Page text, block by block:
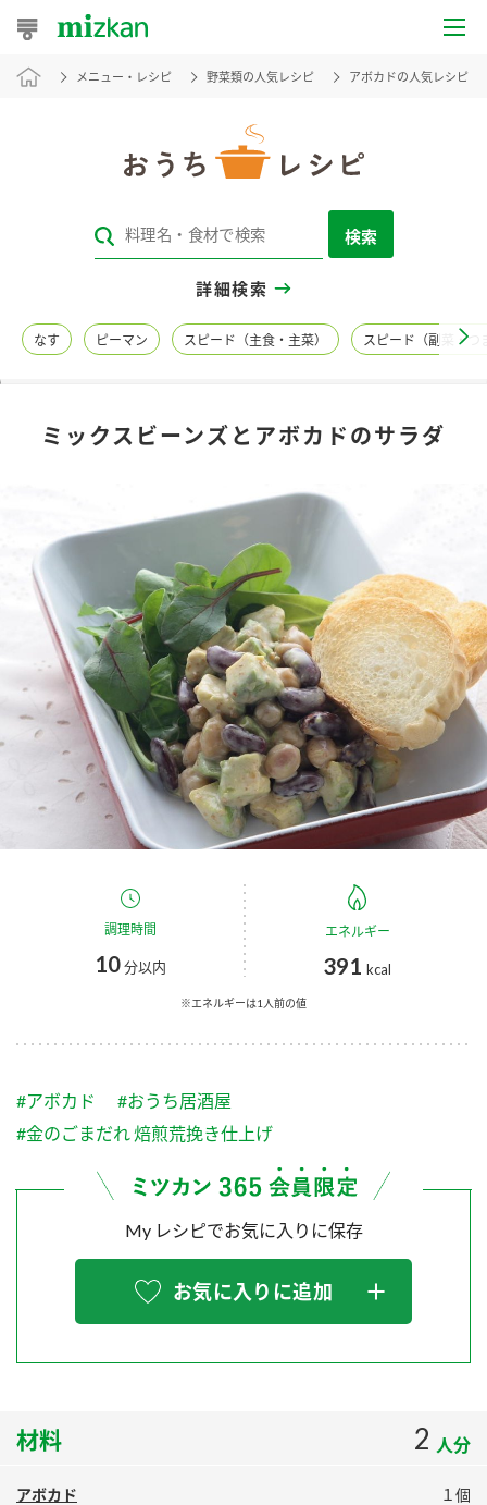
おうちレシピ
レシピカテゴリ一覧
レシピ名特集
商品情報
調味酢
お酢ドリンク ぽん酢
みりん風・料理酒 鍋用調味料
スープ 中華
ふりかけ
炊き込みご飯の素 米飯用調味液
Fibee
新商品一覧
キャンペーン情報
ブランド・スペシャルサイト
ブランド・スペシャルサイト トップ
商品ブランドサイト
Fibee（ファイビー）
くらしプラ酢
お酢ドリンク
つゆ
納豆のサイト
三ツ判山吹
スペシャルサイト
お酢を知ろう！
すしラボ
納豆の豆知識
企業情報
国内事業概要
企業理念
ミツカンの歴史
ミツカンを知る
環境への取り組み
MIM（ミツカンミュージアム）
お客様相談センター
お客様の声をいかしました
販売終了製品のご案内
よくあるご質問
ミツカン公式通販
メニュー・レシピ 野菜類の人気レシピ アボカドの人気レシピ
検索
詳細検索
なす ピーマン スピード（主食・主菜） スピード（副菜・つ
ミックスビーンズとアボカドのサラダ
調理時間
10分以内
エネルギー
391 kcal
※エネルギーは1人前の値
#アボカド
#おうち居酒屋
#金のごまだれ 焙煎荒挽き仕上げ
My レシピでお気に入りに保存
お気に入りに追加
材料 2 人分
アボカド １個